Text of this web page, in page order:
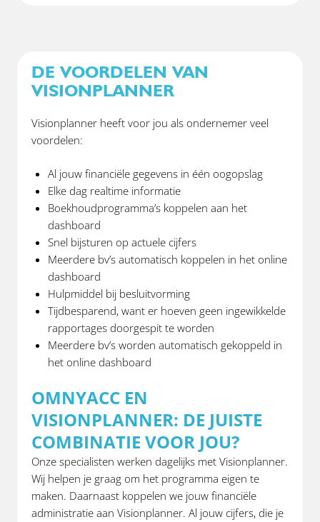
DE VOORDELEN VAN
VISIONPLANNER
Visionplanner heeft voor jou als ondernemer veel
voordelen:
Al jouw financiële gegevens in één oogopslag
Elke dag realtime informatie
Boekhoudprogramma’s koppelen aan het
dashboard
Snel bijsturen op actuele cijfers
Meerdere bv’s automatisch koppelen in het online
dashboard
Hulpmiddel bij besluitvorming
Tijdbesparend, want er hoeven geen ingewikkelde
rapportages doorgespit te worden
Meerdere bv’s worden automatisch gekoppeld in
het online dashboard
OMNYACC EN
VISIONPLANNER: DE JUISTE
COMBINATIE VOOR JOU?
Onze specialisten werken dagelijks met Visionplanner.
Wij helpen je graag om het programma eigen te
maken. Daarnaast koppelen we jouw financiële
administratie aan Visionplanner. Al jouw cijfers, die je